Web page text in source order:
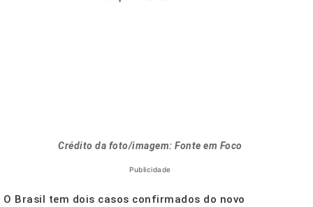
Crédito da foto/imagem: Fonte em Foco
Publicidade
O Brasil tem dois casos confirmados do novo